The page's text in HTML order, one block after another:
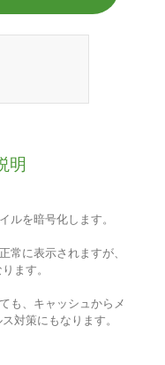
明
ルを暗号化します。
常に表示されますが、
ます。
も、キャッシュからメ
対策にもなります。